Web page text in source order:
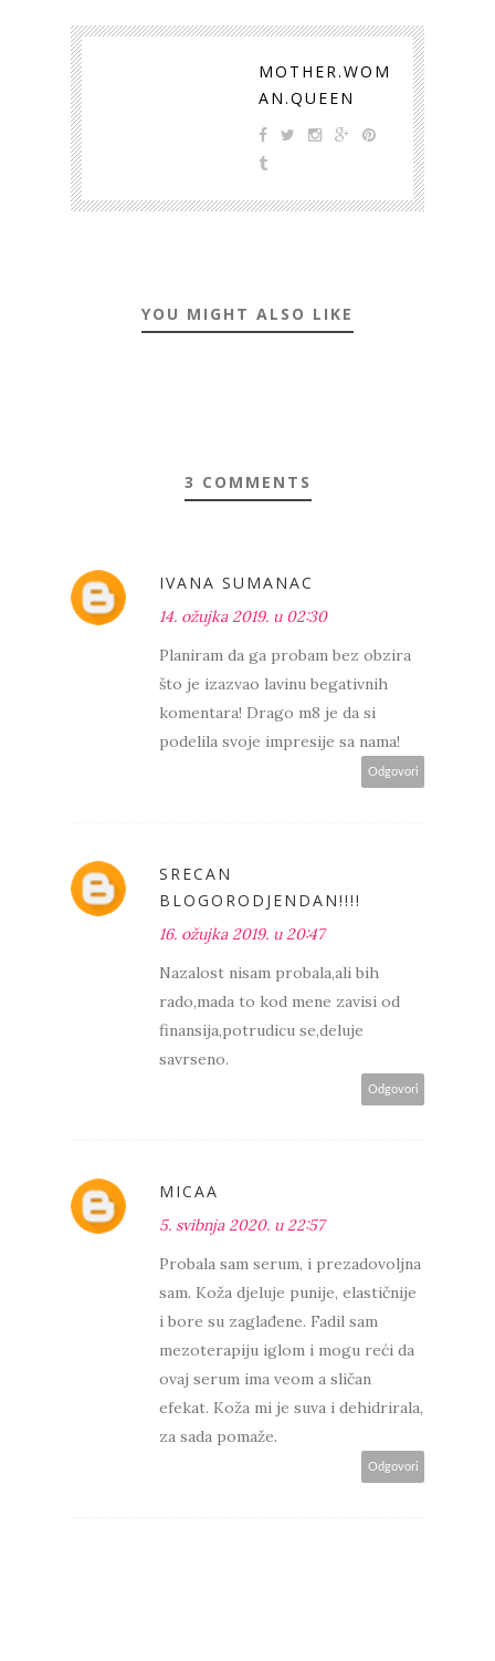
MOTHER.WOM
AN.QUEEN
YOU MIGHT ALSO LIKE
3 COMMENTS
IVANA SUMANAC
14. ožujka 2019. u 02:30
Planiram da ga probam bez obzira
što je izazvao lavinu begativnih
komentara! Drago m8 je da si
podelila svoje impresije sa nama!
Odgovori
SRECAN
BLOGORODJENDAN!!!!
16. ožujka 2019. u 20:47
Nazalost nisam probala,ali bih
rado,mada to kod mene zavisi od
finansija,potrudicu se,deluje
savrseno.
Odgovori
MICAA
5. svibnja 2020. u 22:57
Probala sam serum, i prezadovoljna
sam. Koža djeluje punije, elastičnije
i bore su zaglađene. Fadil sam
mezoterapiju iglom i mogu reći da
ovaj serum ima veom a sličan
efekat. Koža mi je suva i dehidrirala,
za sada pomaže.
Odgovori